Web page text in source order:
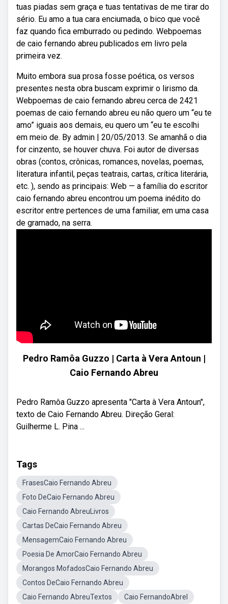
tuas piadas sem graça e tuas tentativas de me tirar do
sério. Eu amo a tua cara enciumada, o bico que você
faz quando fica emburrado ou pedindo. Webpoemas
de caio fernando abreu publicados em livro pela
primeira vez.
Muito embora sua prosa fosse poética, os versos
presentes nesta obra buscam exprimir o lirismo da.
Webpoemas de caio fernando abreu cerca de 2421
poemas de caio fernando abreu eu não quero um “eu te
amo” iguais aos demais, eu quero um “eu te escolhi
em meio de. By admin | 20/05/2013. Se amanhã o dia
for cinzento, se houver chuva. Foi autor de diversas
obras (contos, crônicas, romances, novelas, poemas,
literatura infantil, peças teatrais, cartas, crítica literária,
etc. ), sendo as principais: Web — a família do escritor
caio fernando abreu encontrou um poema inédito do
escritor entre pertences de uma familiar, em uma casa
de gramado, na serra.
Pedro Ramôa Guzzo | Carta à Vera Antoun |
Caio Fernando Abreu
Pedro Ramôa Guzzo apresenta "Carta à Vera Antoun",
texto de Caio Fernando Abreu. Direção Geral:
Guilherme L. Pina ...
Tags
FrasesCaio Fernando Abreu
Foto DeCaio Fernando Abreu
Caio Fernando AbreuLivros
Cartas DeCaio Fernando Abreu
MensagemCaio Fernando Abreu
Poesia De AmorCaio Fernando Abreu
Morangos MofadosCaio Fernando Abreu
Contos DeCaio Fernando Abreu
Caio Fernando AbreuTextos
Caio FernandoAbrel